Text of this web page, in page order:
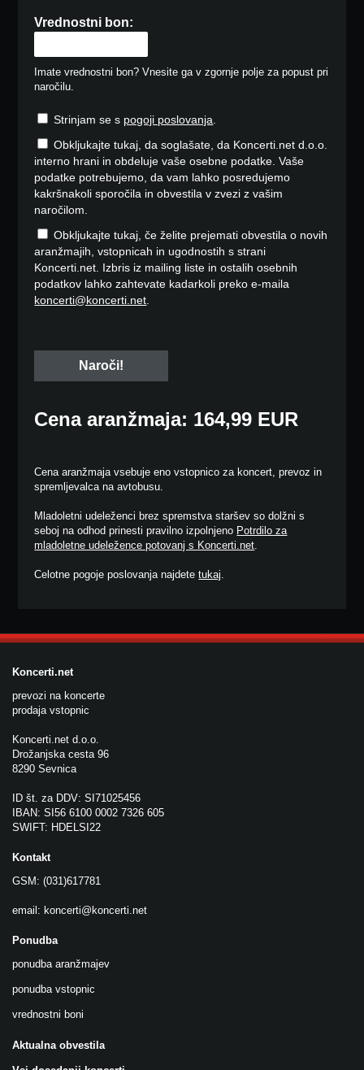
Vrednostni bon:
Imate vrednostni bon? Vnesite ga v zgornje polje za popust pri
naročilu.
Strinjam se s pogoji poslovanja.
Obkljukajte tukaj, da soglašate, da Koncerti.net d.o.o.
interno hrani in obdeluje vaše osebne podatke. Vaše
podatke potrebujemo, da vam lahko posredujemo
kakršnakoli sporočila in obvestila v zvezi z vašim
naročilom.
Obkljukajte tukaj, če želite prejemati obvestila o novih
aranžmajih, vstopnicah in ugodnostih s strani
Koncerti.net. Izbris iz mailing liste in ostalih osebnih
podatkov lahko zahtevate kadarkoli preko e-maila
koncerti@koncerti.net.
Cena aranžmaja: 164,99 EUR
Cena aranžmaja vsebuje eno vstopnico za koncert, prevoz in
spremljevalca na avtobusu.
Mladoletni udeleženci brez spremstva staršev so dolžni s
seboj na odhod prinesti pravilno izpolnjeno Potrdilo za
mladoletne udeležence potovanj s Koncerti.net.
Celotne pogoje poslovanja najdetetukaj.
Koncerti.net
prevozi na koncerte
prodaja vstopnic
Koncerti.net d.o.o.
Drožanjska cesta 96
8290 Sevnica
ID št. za DDV: SI71025456
IBAN: SI56 6100 0002 7326 605
SWIFT: HDELSI22
Kontakt
GSM: (031)617781
email: koncerti@koncerti.net
Ponudba
ponudba aranžmajev
ponudba vstopnic
vrednostni boni
Aktualna obvestila